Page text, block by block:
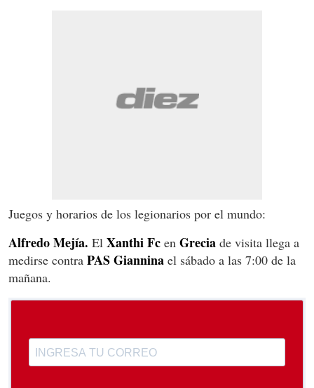
Juegos y horarios de los legionarios por el mundo:
Alfredo Mejía. El Xanthi Fc en Grecia de visita llega a
medirse contra PAS Giannina el sábado a las 7:00 de la
mañana.